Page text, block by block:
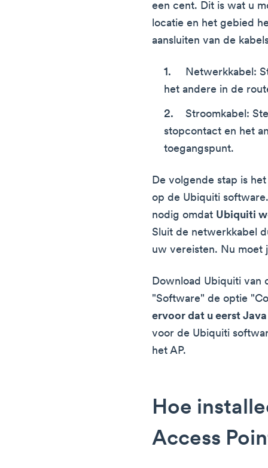
een cent. Dit is wat u
locatie en het gebied
aansluiten van de
Netwerkkabel:
het andere in de
Stroomkabel:
stopcontact en het
toegangspunt.
De volgende stap is
op de Ubiquiti
nodig omdat Ubiquiti
Sluit de netwerkkabel
uw vereisten. Nu moet
Download Ubiquiti van
"Software" de optie
ervoor dat u eerst
voor de Ubiquiti
het AP.
Hoe
Access